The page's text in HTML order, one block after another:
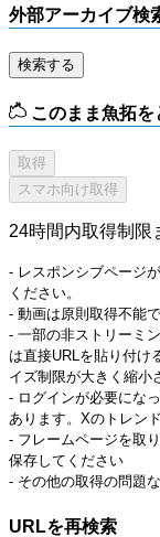
外部アーカイブ検
検索する
このまま魚拓を
24時間内取得制限
- レスポンシブページ
ください。
- 動画は原則取得不能で
- 一部の非ストリーミ
は直接URLを貼り付け
イズ制限が大きく縮小
- ログインが必要にな
あります。Xのトレン
- フレームページを取
保存してください
- その他の取得の問題
URLを再検索